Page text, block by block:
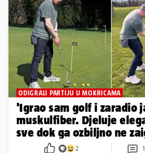
ODIGRALI PARTIJU U MOKRICAMA
'Igrao sam golf i zaradio
muskulfiber. Djeluje
sve dok ga ozbiljno ne
2